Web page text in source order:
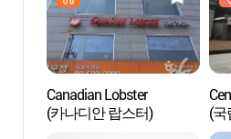
Canadian Lobster
(카나디안 랍스터)
(